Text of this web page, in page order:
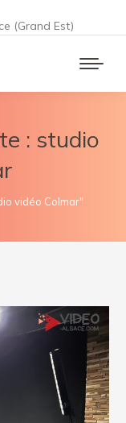
(Grand Est)
: studio
vidéo Colmar"